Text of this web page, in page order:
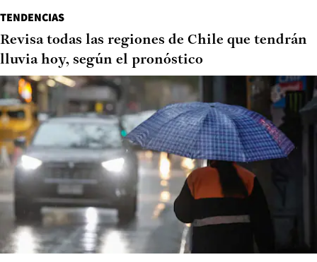
TENDENCIAS
Revisa todas las regiones de Chile que tendrán
lluvia hoy, según el pronóstico